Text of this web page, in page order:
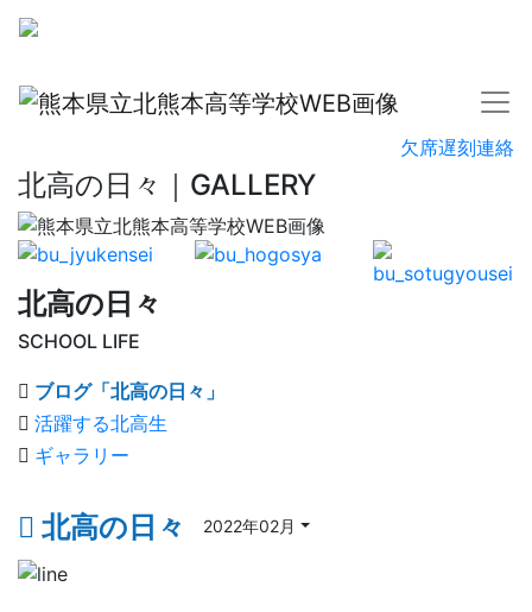
欠席遅刻連絡
北高の日々｜GALLERY
北高の日々
SCHOOL LIFE
ブログ「北高の日々」
活躍する北高生
ギャラリー
北高の日々 2022年02月